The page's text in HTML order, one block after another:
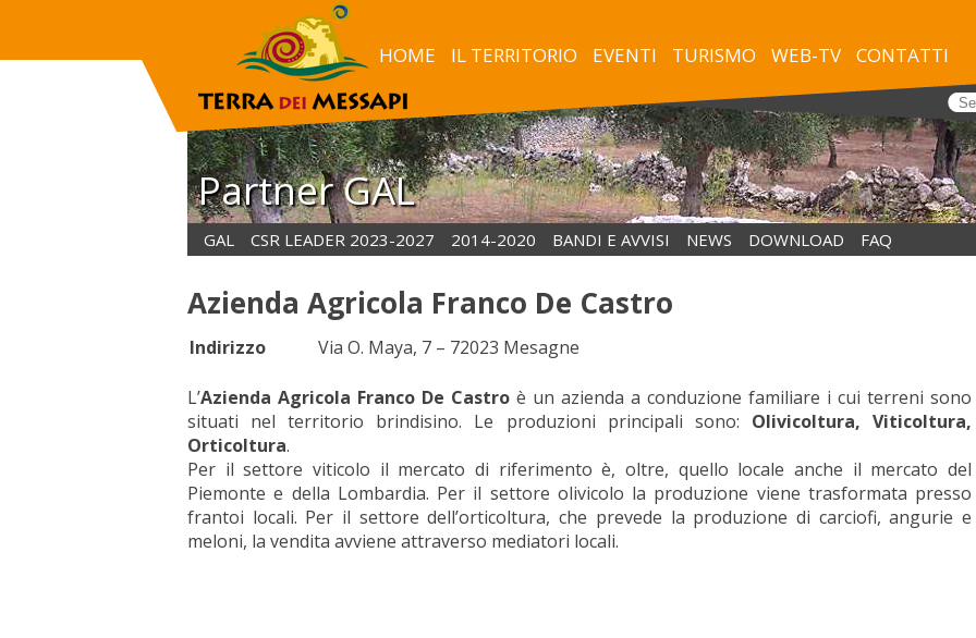
HOME IL TERRITORIO EVENTI TURISMO WEB-TV CONTATTI
Partner GAL
GAL CSR LEADER 2023-2027 2014-2020 BANDI E AVVISI NEWS DOWNLOAD FAQ
Azienda Agricola Franco De Castro
Indirizzo Via O. Maya, 7 – 72023 Mesagne
L’Azienda Agricola Franco De Castro è un azienda a conduzione familiare i cui terreni sono
situati nel territorio brindisino. Le produzioni principali sono: Olivicoltura, Viticoltura,
Orticoltura.
Per il settore viticolo il mercato di riferimento è, oltre, quello locale anche il mercato del
Piemonte e della Lombardia. Per il settore olivicolo la produzione viene trasformata presso
frantoi locali. Per il settore dell’orticoltura, che prevede la produzione di carciofi, angurie e
meloni, la vendita avviene attraverso mediatori locali.